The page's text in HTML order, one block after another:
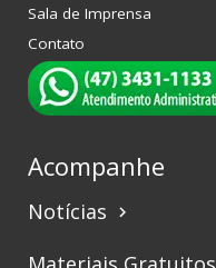
Sala de Imprensa
Contato
Acompanhe
Notícias keyboard_arrow_right